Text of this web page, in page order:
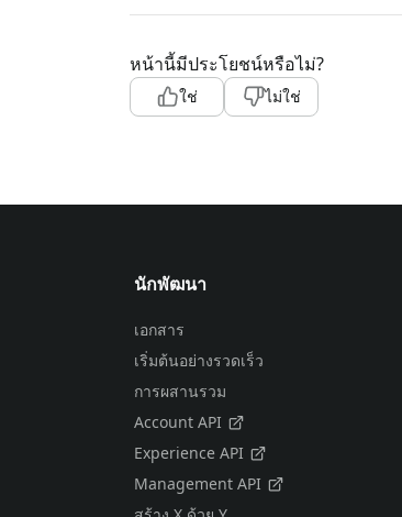
หน้านี้มีประโยชน์หรือไม่?
ใช่ ไม่ใช่
นักพัฒนา
เอกสาร
เริ่มต้นอย่างรวดเร็ว
การผสานรวม
Account API
Experience API
Management API